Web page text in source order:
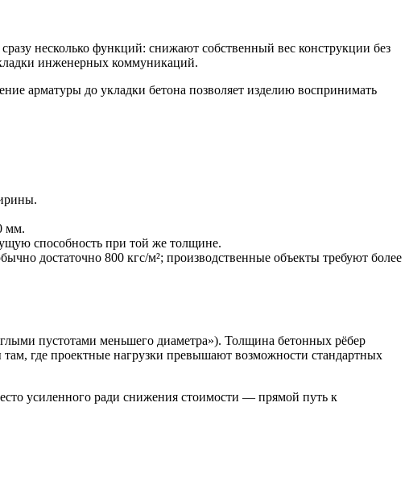
несколько функций: снижают собственный вес конструкции без
инженерных коммуникаций.
арматуры до укладки бетона позволяет изделию воспринимать
мм.
способность при той же толщине.
достаточно 800 кгс/м²; производственные объекты требуют более
пустотами меньшего диаметра»). Толщина бетонных рёбер
где проектные нагрузки превышают возможности стандартных
усиленного ради снижения стоимости — прямой путь к